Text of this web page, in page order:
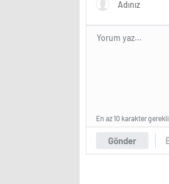
Gönder
En az 10 karakter gerekli